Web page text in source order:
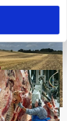
største